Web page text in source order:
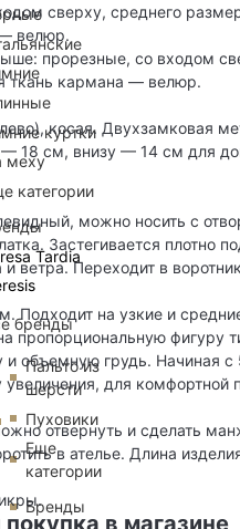
куртки
меху
категории
Tardia
бренды
Пальто из
шерсти
Пуховики
Еще
категории
Бренды
сверху, среднего
велюр.
прорезные, со входом
ткань кармана — велюр.
косая. Двухзамковая
18 см, внизу — 14 см для
можно носить с
Застегивается плотно
ветра. Переходит в
Подходит на узкие и
пропорциональную фигуру
объемную грудь. Начиная
для комфортной
отвернуть и сделать
в ателье. Длина
в магазине